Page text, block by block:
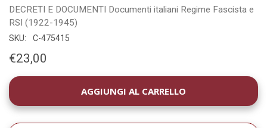
DECRETI E DOCUMENTI Documenti italiani Regime Fascista e
RSI (1922-1945)
SKU: C-475415
€23,00
DISPONIBILITÀ
ATTUALE: